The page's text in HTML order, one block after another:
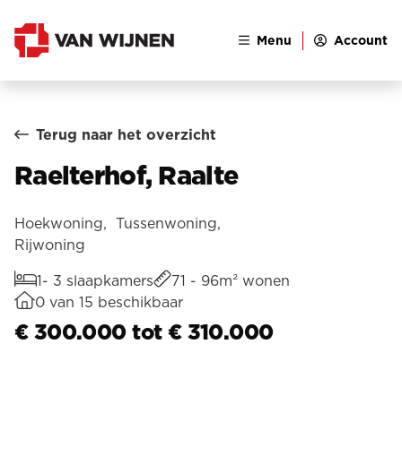
Menu Account
Terug naar het overzicht
Raelterhof, Raalte
Hoekwoning, Tussenwoning,
Rijwoning
1- 3 slaapkamers
71 - 96m² wonen
0 van 15 beschikbaar
€ 300.000 tot € 310.000